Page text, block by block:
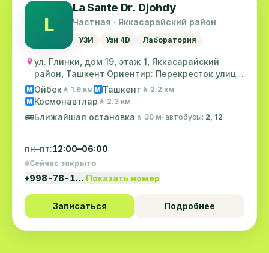
L
La Sante Dr. Djohdy
Частная · Яккасарайский район
УЗИ Узи 4D Лаборатория
ул. Глинки, дом 19, этаж 1, Яккасарайский
район, Ташкент Ориентир: Перекресток улицы
"Глин...
M Ойбек 🚶 1.9 км M Ташкент 🚶 2.2 км
M Космонавтлар 🚶 2.3 км
🚌Ближайшая остановка 🚶 30 м· автобусы: 2, 12
пн–пт:12:00–06:00
Сейчас закрыто
+998-78-1… Показать номер
Записаться Подробнее